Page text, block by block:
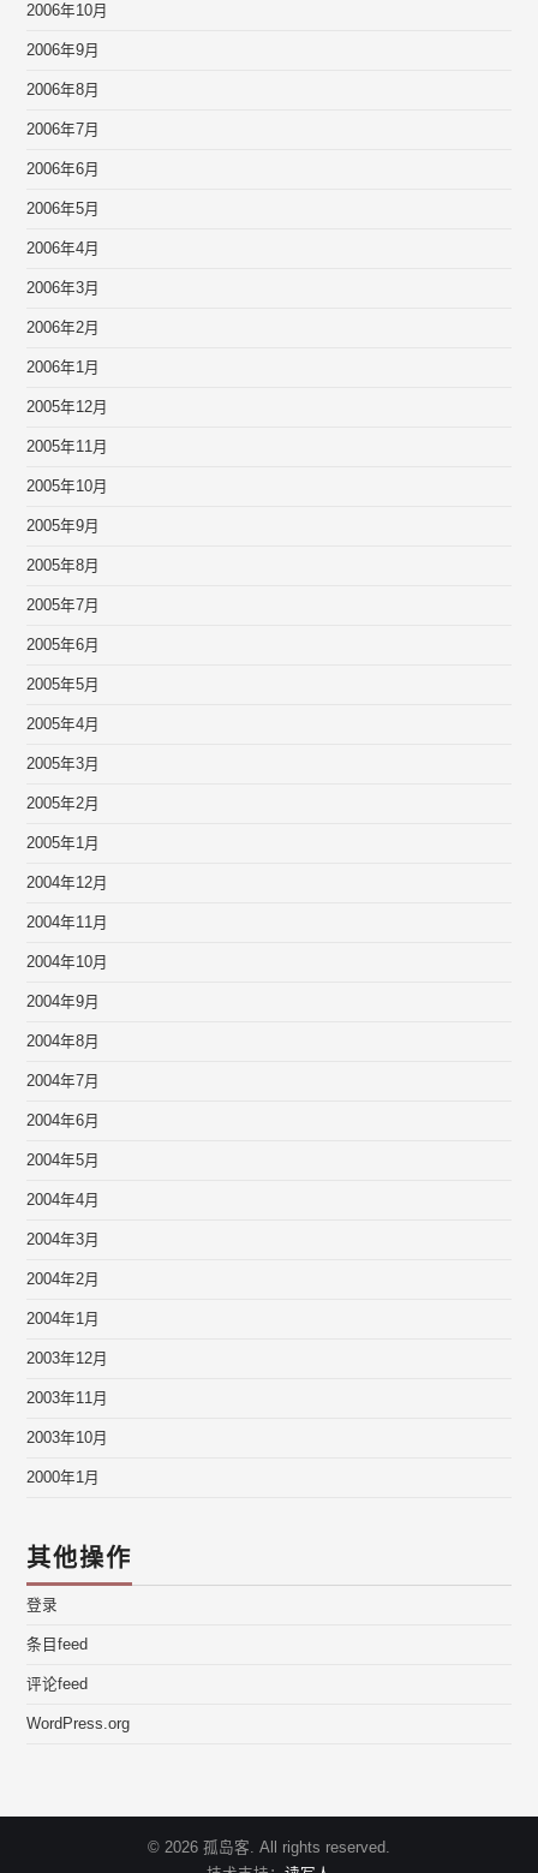
2006年10月
2006年9月
2006年8月
2006年7月
2006年6月
2006年5月
2006年4月
2006年3月
2006年2月
2006年1月
2005年12月
2005年11月
2005年10月
2005年9月
2005年8月
2005年7月
2005年6月
2005年5月
2005年4月
2005年3月
2005年2月
2005年1月
2004年12月
2004年11月
2004年10月
2004年9月
2004年8月
2004年7月
2004年6月
2004年5月
2004年4月
2004年3月
2004年2月
2004年1月
2003年12月
2003年11月
2003年10月
2000年1月
其他操作
登录
条目feed
评论feed
WordPress.org
© 2026 孤岛客. All rights reserved.